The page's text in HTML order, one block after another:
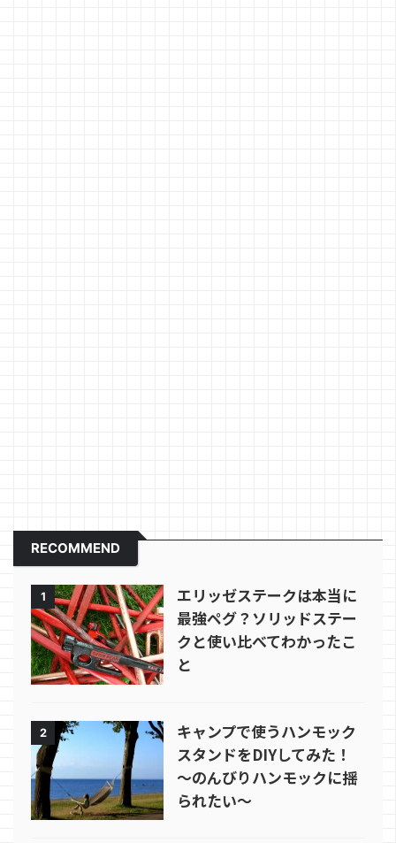
RECOMMEND
1
エリッゼステークは本当に
最強ペグ？ソリッドステー
クと使い比べてわかったこ
と
2
キャンプで使うハンモック
スタンドをDIYしてみた！
～のんびりハンモックに揺
られたい～